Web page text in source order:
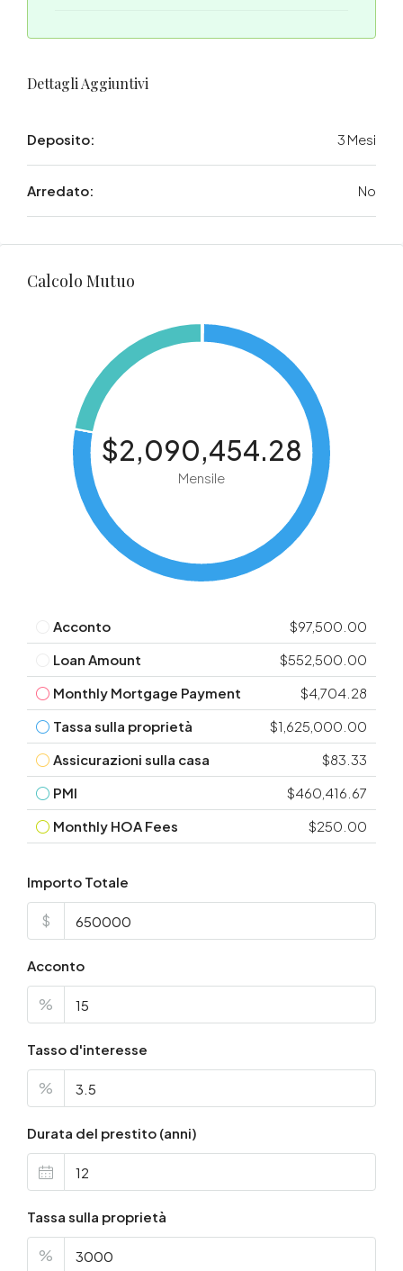
Dettagli Aggiuntivi
Deposito: 3 Mesi
Arredato: No
Calcolo Mutuo
$2,090,454.28
Mensile
Acconto
$97,500.00
Loan Amount
$552,500.00
Monthly Mortgage Payment
$4,704.28
Tassa sulla proprietà
$1,625,000.00
Assicurazioni sulla casa
$83.33
PMI
$460,416.67
Monthly HOA Fees
$250.00
Importo Totale
$
Acconto
%
Tasso d'interesse
%
Durata del prestito (anni)
Tassa sulla proprietà
%